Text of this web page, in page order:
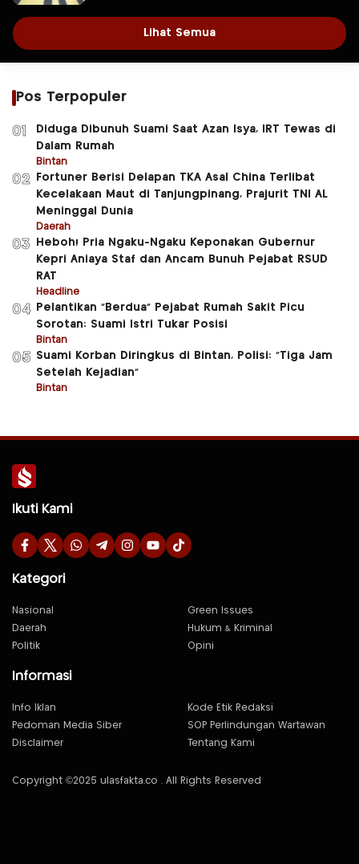
Lihat Semua
Pos Terpopuler
01
Diduga Dibunuh Suami Saat Azan Isya, IRT Tewas di
Dalam Rumah
Bintan
02
Fortuner Berisi Delapan TKA Asal China Terlibat
Kecelakaan Maut di Tanjungpinang, Prajurit TNI AL
Meninggal Dunia
Daerah
03
Heboh! Pria Ngaku-Ngaku Keponakan Gubernur
Kepri Aniaya Staf dan Ancam Bunuh Pejabat RSUD
RAT
Headline
04
Pelantikan “Berdua” Pejabat Rumah Sakit Picu
Sorotan: Suami Istri Tukar Posisi
Bintan
05 Suami Korban Diringkus di Bintan, Polisi: “Tiga Jam
Setelah Kejadian”
Bintan
Ikuti Kami
Kategori
Nasional
Green Issues
Daerah
Hukum & Kriminal
Politik
Opini
Informasi
Info Iklan
Kode Etik Redaksi
Pedoman Media Siber
SOP Perlindungan Wartawan
Disclaimer
Tentang Kami
Copyright ©2025 ulasfakta.co . All Rights Reserved